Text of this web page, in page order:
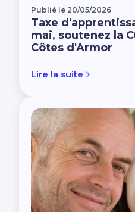
Publié le 20/05/2026
Taxe
mai, soutenez la
Côtes d'Armor
Lire la suite